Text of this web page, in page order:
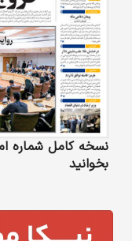
نسخه کامل شماره
بخوانید